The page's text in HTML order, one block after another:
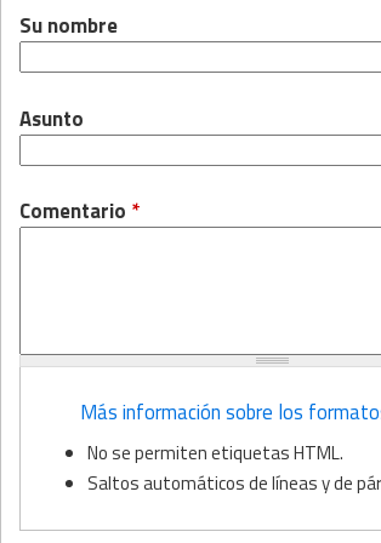
Su nombre
Asunto
Comentario *
Más información sobre los
No se permiten etiquetas HTML.
Saltos automáticos de líneas y de